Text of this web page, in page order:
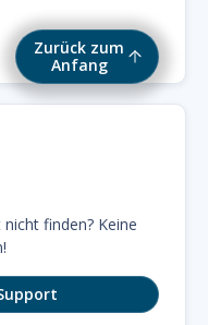
Zurück zum
Anfang
finden? Keine